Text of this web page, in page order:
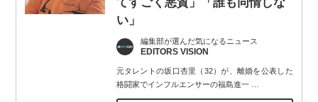
い」
編集部が選んだ気になるニュース
EDITORS VISION
元タレントの坂口杏里（32）が、離婚を公表した
格闘家でインフルエンサーの福島進一…